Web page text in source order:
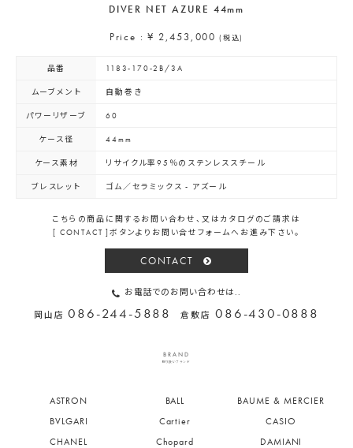
DIVER NET AZURE 44mm
Price : ¥ 2,453,000 (税込)
品番 1183-170-2B/3A
ムーブメント 自動巻き
パワーリザーブ 60
ケース径 44mm
ケース素材 リサイクル率95％のステンレススチール
ブレスレット ゴム／セラミックス - アズール
こちらの商品に関するお問い合わせ、又はカタログのご請求は
[ CONTACT ]ボタンよりお問い合せフォームへお進み下さい。
CONTACT
お電話でのお問い合わせは..
岡山店086-244-5888 倉敷店 086-430-0888
BRAND
取り扱いブランド
ASTRON BALL
BAUME & MERCIER
BVLGARI
Cartier
CASIO
CHANEL
Chopard
DAMIANI